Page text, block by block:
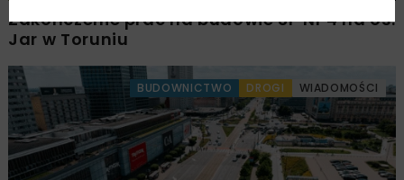
Zakończenie prac na budowie SP Nr 4 na oś.
Jar w Toruniu
BUDOWNICTWO DROGI WIADOMOŚCI